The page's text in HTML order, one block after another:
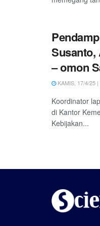
Susanto,
– omon
KAMIS, 17/4/25 |
Koordinator
di Kantor
Kebijakan...